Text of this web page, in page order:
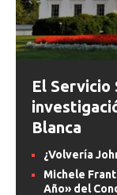
El Servicio
Blanca
¿Volvería
Michele
Año» del